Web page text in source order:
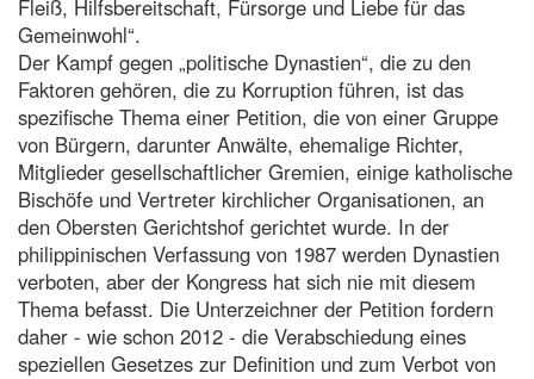
Fleiß, Hilfsbereitschaft, Fürsorge und Liebe für das
Gemeinwohl“.
Der Kampf gegen „politische Dynastien“, die zu den
Faktoren gehören, die zu Korruption führen, ist das
spezifische Thema einer Petition, die von einer Gruppe
von Bürgern, darunter Anwälte, ehemalige Richter,
Mitglieder gesellschaftlicher Gremien, einige katholische
Bischöfe und Vertreter kirchlicher Organisationen, an
den Obersten Gerichtshof gerichtet wurde. In der
philippinischen Verfassung von 1987 werden Dynastien
verboten, aber der Kongress hat sich nie mit diesem
Thema befasst. Die Unterzeichner der Petition fordern
daher - wie schon 2012 - die Verabschiedung eines
speziellen Gesetzes zur Definition und zum Verbot von